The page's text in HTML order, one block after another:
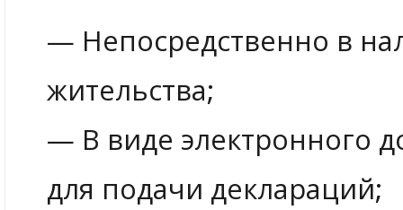
— Непосредственно в
жительства;
— В виде электронного
для подачи деклараций;